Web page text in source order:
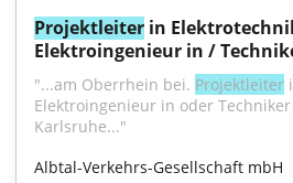
Projektleiter in
Elektroingenieur in /
"...am Oberrhein bei. Projektleiter
Elektroingenieur in oder
Karlsruhe..."
Albtal-Verkehrs-Gesellschaft mbH